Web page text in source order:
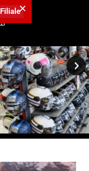
×
Filiale